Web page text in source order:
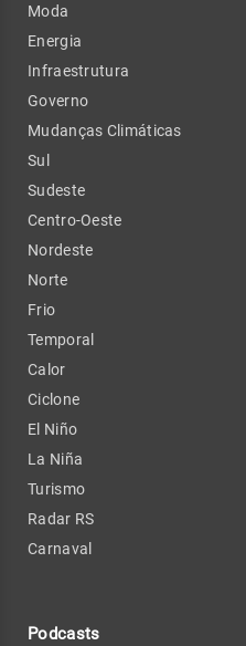
Moda
Energia
Infraestrutura
Governo
Mudanças Climáticas
Sul
Sudeste
Centro-Oeste
Nordeste
Norte
Frio
Temporal
Calor
Ciclone
El Niño
La Niña
Turismo
Radar RS
Carnaval
Podcasts